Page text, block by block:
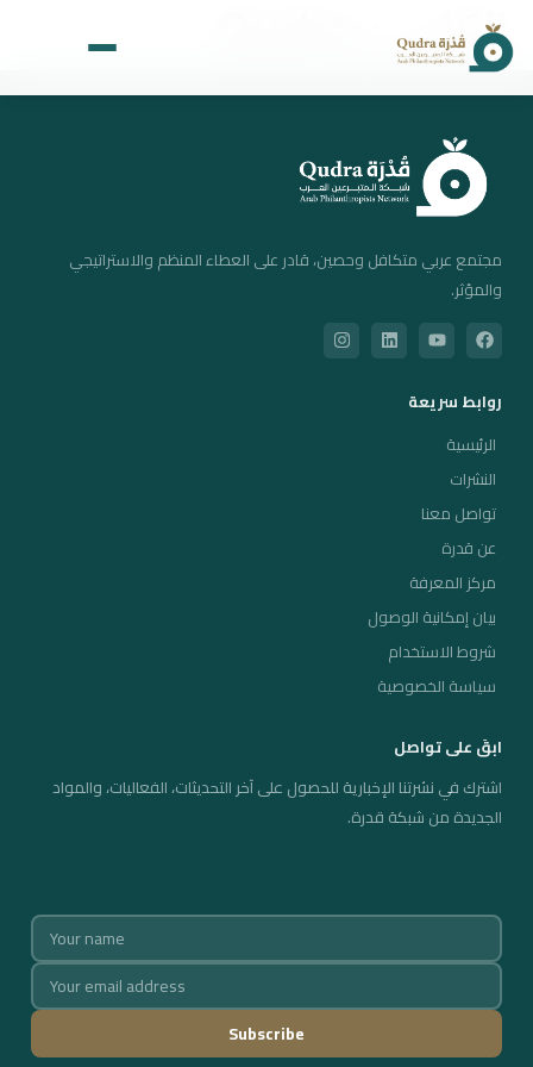
EN ع ע
الكاتب:
مجتمع عربي متكافل وحصين، قادر على العطاء المنظم والاستراتيجي
والمؤثر.
روابط سريعة
الرئيسية
النشرات
تواصل معنا
عن قدرة
مركز المعرفة
بيان إمكانية الوصول
شروط الاستخدام
سياسة الخصوصية
ابقَ على تواصل
اشترك في نشرتنا الإخبارية للحصول على آخر التحديثات، الفعاليات، والمواد
الجديدة من شبكة قدرة.